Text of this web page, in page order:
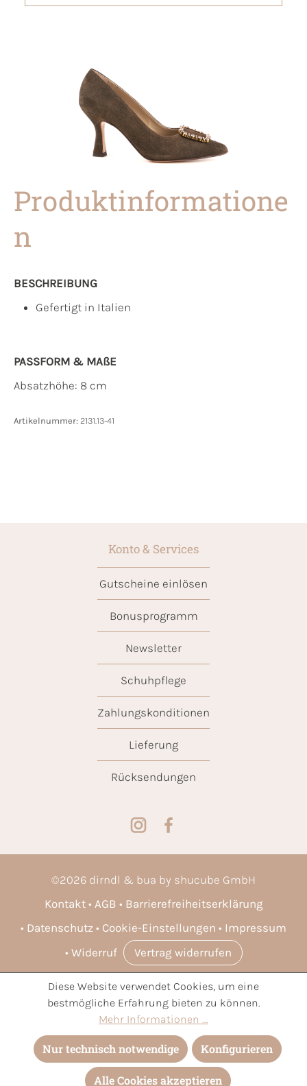
Produktinformatione
n
BESCHREIBUNG
Gefertigt in Italien
PASSFORM & MAẞE
Absatzhöhe: 8 cm
Artikelnummer: 2131.13-41
Konto & Services
Gutscheine einlösen
Bonusprogramm
Newsletter
Schuhpflege
Zahlungskonditionen
Lieferung
Rücksendungen
©2026 dirndl & bua by shucube GmbH
Kontakt
AGB
Barrierefreiheitserklärung
Datenschutz
Cookie-Einstellungen
Impressum
Widerruf
Vertrag widerrufen
* Alle Preise inkl. gesetzl. Mehrwertsteuer zzgl.Versandkosten
und ggf. Nachnahmegebühren, wenn nicht anders angegeben.
Diese Website verwendet Cookies, um eine
bestmögliche Erfahrung bieten zu können.
Mehr Informationen ...
Nur technisch notwendige Konfigurieren
Alle Cookies akzeptieren